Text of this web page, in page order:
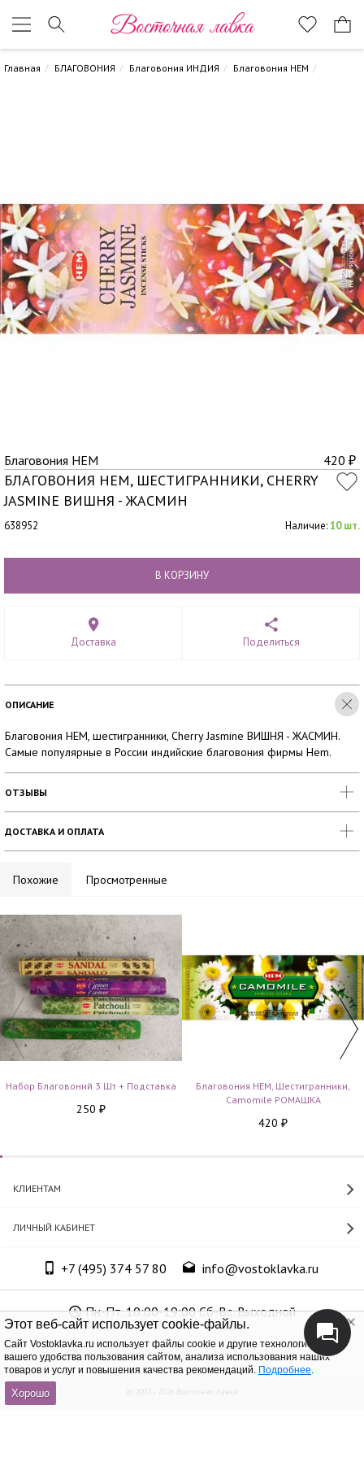
Этот веб-сайт использует cookie-файлы.
Cайт Vostoklavka.ru использует файлы cookie и другие технологии для
вашего удобства пользования сайтом, анализа использования наших
товаров и услуг и повышения качества рекомендаций. Подробнее.
Хорошо
Восточная лавка
Главная БЛАГОВОНИЯ Благовония ИНДИЯ Благовония HEM
Благовония HEM 420 ₽
БЛАГОВОНИЯ HEM, ШЕСТИГРАННИКИ, CHERRY
JASMINE ВИШНЯ - ЖАСМИН
638952 Наличие:10 шт.
В КОРЗИНУ
Доставка Поделиться
ОПИСАНИЕ
Благовония HEM, шестигранники, Cherry Jasmine ВИШНЯ - ЖАСМИН.
Самые популярные в России индийские благовония фирмы Hem.
ОТЗЫВЫ
ДОСТАВКА И ОПЛАТА
Похожие Просмотренные
Набор Благовоний 3 Шт + Подставка
250 ₽
Благовония HEM, Шестигранники,
Camomile РОМАШКА
420 ₽
КЛИЕНТАМ
ЛИЧНЫЙ КАБИНЕТ
+7 (495) 374 57 80 info@vostoklavka.ru
Пн-Пт. 10:00-19:00 Сб-Вс. Выходной
ООО «Юнит Групп», ОГРН 1147746305574